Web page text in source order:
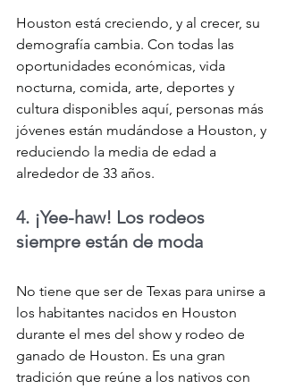
Houston está creciendo, y al crecer, su
demografía cambia. Con todas las
oportunidades económicas, vida
nocturna, comida, arte, deportes y
cultura disponibles aquí, personas más
jóvenes están mudándose a Houston, y
reduciendo la media de edad a
alrededor de 33 años.
4. ¡Yee-haw! Los rodeos
siempre están de moda
No tiene que ser de Texas para unirse a
los habitantes nacidos en Houston
durante el mes del show y rodeo de
ganado de Houston. Es una gran
tradición que reúne a los nativos con